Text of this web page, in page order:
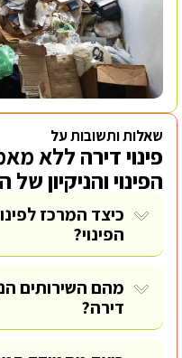
שאלות ותשובות על
פינוי דירה ללא
הפינוי והניקיון
כיצד המרכז
הפינוי?
מהם השירותים
דירה?